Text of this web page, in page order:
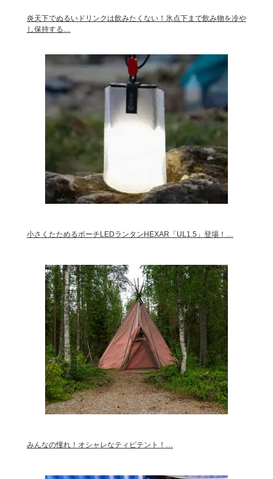
炎天下でぬるいドリンクは飲みたくない！氷点下まで飲み物を冷や
し保持する…
小さくたためるポーチLEDランタンHEXAR「UL1.5」登場！…
みんなの憧れ！オシャレなティピテント！…